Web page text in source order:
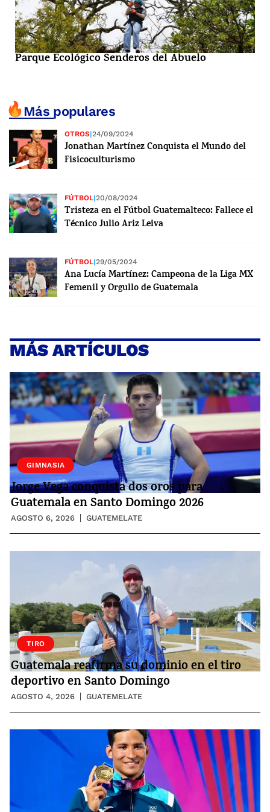
Parque Ecológico Senderos del Abuelo
Más populares
OTROS|24/09/2024
Jonathan Martínez Conquista el Mundo del
Fisicoculturismo
FÚTBOL|20/08/2024
Tristeza en el Fútbol Guatemalteco: Fallece el
Técnico Julio Ariz Leiva
FÚTBOL|29/05/2024
Ana Lucía Martínez: Campeona de la Liga MX
Femenil y Orgullo de Guatemala
MÁS ARTÍCULOS
GIMNASIA
Jorge Vega conquista dos oros para
Guatemala en Santo Domingo 2026
AGOSTO 6, 2026 GUATEMELATE
TIRO
Guatemala reafirma su dominio en el tiro
deportivo en Santo Domingo
AGOSTO 4, 2026 GUATEMELATE